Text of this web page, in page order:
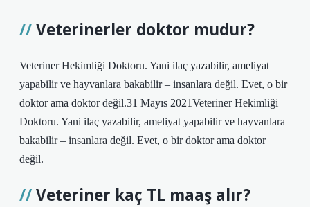
Veterinerler doktor mudur?
Veteriner Hekimliği Doktoru. Yani ilaç yazabilir, ameliyat
yapabilir ve hayvanlara bakabilir – insanlara değil. Evet, o bir
doktor ama doktor değil.31 Mayıs 2021Veteriner Hekimliği
Doktoru. Yani ilaç yazabilir, ameliyat yapabilir ve hayvanlara
bakabilir – insanlara değil. Evet, o bir doktor ama doktor
değil.
Veteriner kaç TL maaş alır?